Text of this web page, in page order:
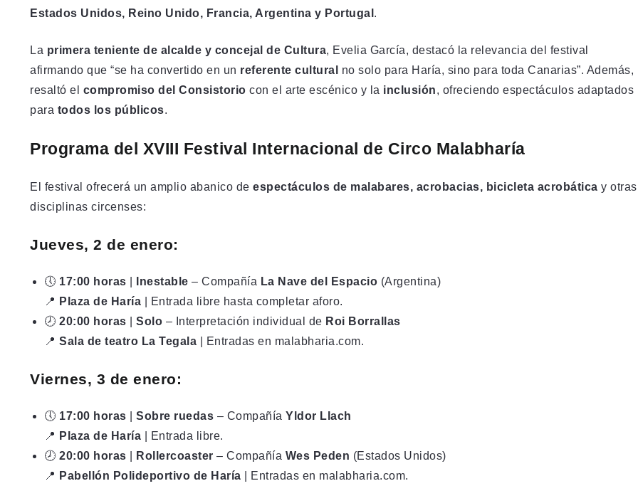
Estados Unidos, Reino Unido, Francia, Argentina y Portugal .
La primera teniente de alcalde y concejal de Cultura, Evelia García, destacó la relevancia del festival
afirmando que “se ha convertido en un referente cultural
no solo para Haría, sino para toda Canarias”. Además,
resaltó el compromiso del Consistorio con el arte escénico y la inclusión, ofreciendo espectáculos adaptados
para todos los públicos.
Programa del XVIII Festival Internacional de Circo Malabharía
El festival ofrecerá un amplio abanico de espectáculos de malabares, acrobacias, bicicleta acrobática y otras
disciplinas circenses:
Jueves, 2 de enero:
🕔 17:00 horas Inestable – Compañía La Nave del Espacio (Argentina)
📍 Plaza de Haría | Entrada libre hasta completar aforo.
🕗 20:00 horas Solo – Interpretación individual de Roi Borrallas
📍 Sala de teatro La Tegala | Entradas en malabharia.com.
Viernes, 3 de enero:
🕔 17:00 horas Sobre ruedas – Compañía Yldor Llach
📍 Plaza de Haría | Entrada libre.
🕗 20:00 horas Rollercoaster – Compañía Wes Peden (Estados Unidos)
📍 Pabellón Polideportivo de Haría | Entradas en malabharia.com.